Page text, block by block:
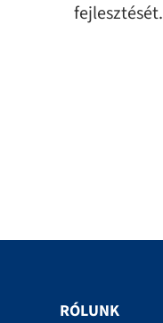
fejlesztését.
RÓLUNK